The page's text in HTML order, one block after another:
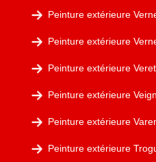
Peinture extérieure
Peinture extérieure
Peinture extérieure
Peinture extérieure
Peinture extérieure
Peinture extérieure